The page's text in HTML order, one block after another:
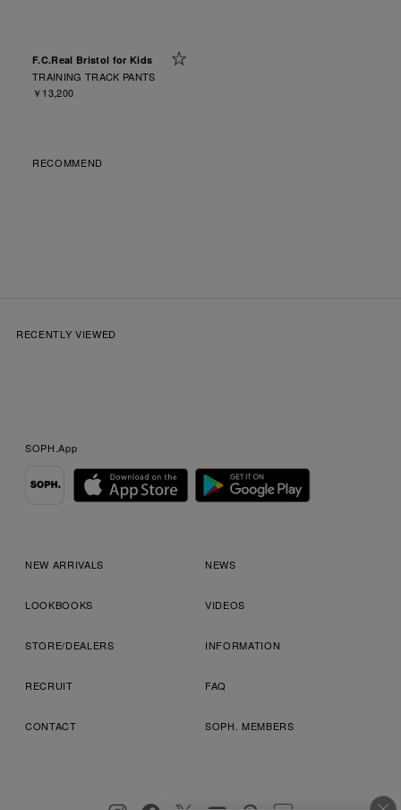
F.C.Real Bristol for Kids
TRAINING TRACK PANTS
￥13,200
RECOMMEND
RECENTLY VIEWED
SOPH.App
NEW ARRIVALS NEWS
LOOKBOOKS VIDEOS
STORE/DEALERS INFORMATION
RECRUIT FAQ
CONTACT SOPH. MEMBERS